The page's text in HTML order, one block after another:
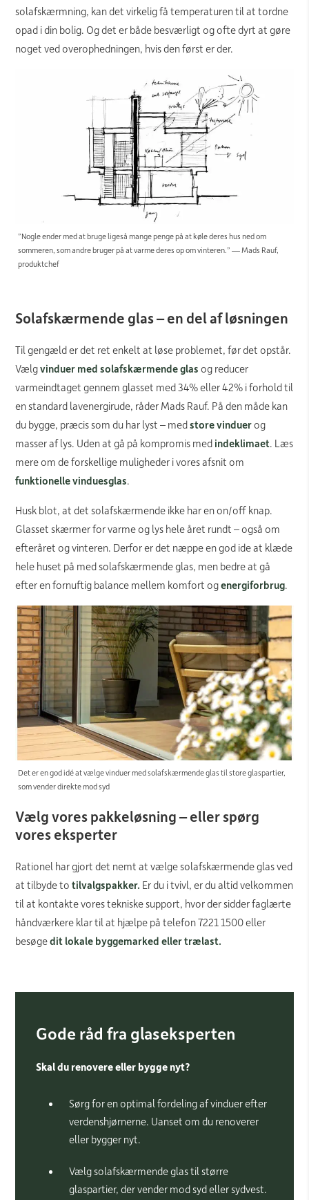
solafskærmning, kan det virkelig få temperaturen til at tordne
opad i din bolig. Og det er både besværligt og ofte dyrt at gøre
noget ved overophedningen, hvis den først er der.
”Nogle ender med at bruge ligeså mange penge på at køle deres hus ned om
sommeren, som andre bruger på at varme deres op om vinteren.” — Mads Rauf,
produktchef
Solafskærmende glas – en del af løsningen
Til gengæld er det ret enkelt at løse problemet, før det opstår.
Vælgvinduer med solafskærmende glas og reducer
varmeindtaget gennem glasset med 34% eller 42% i forhold til
en standard lavenergirude, råder Mads Rauf. På den måde kan
du bygge, præcis som du har lyst – medstore vinduerog
masser af lys. Uden at gå på kompromis med indeklimaet. Læs
mere om de forskellige muligheder i vores afsnit om
funktionelle vinduesglas.
Husk blot, at det solafskærmende ikke har en on/off knap.
Glasset skærmer for varme og lys hele året rundt – også om
efteråret og vinteren. Derfor er det næppe en god ide at klæde
hele huset på med solafskærmende glas, men bedre at gå
efter en fornuftig balance mellem komfort ogenergiforbrug.
Det er en god idé at vælge vinduer med solafskærmende glas til store glaspartier,
som vender direkte mod syd
Vælg vores pakkeløsning – eller spørg
vores eksperter
Rationel har gjort det nemt at vælge solafskærmende glas ved
at tilbyde totilvalgspakker. Er du i tvivl, er du altid velkommen
til at kontakte vores tekniske support, hvor der sidder faglærte
håndværkere klar til at hjælpe på telefon 7221 1500 eller
besøgedit lokale byggemarked eller trælast.
Gode råd fra glaseksperten
Skal du renovere eller bygge nyt?
Sørg for en optimal fordeling af vinduer efter
verdenshjørnerne. Uanset om du renoverer
eller bygger nyt.
Vælg solafskærmende glas til større
glaspartier, der vender mod syd eller sydvest.